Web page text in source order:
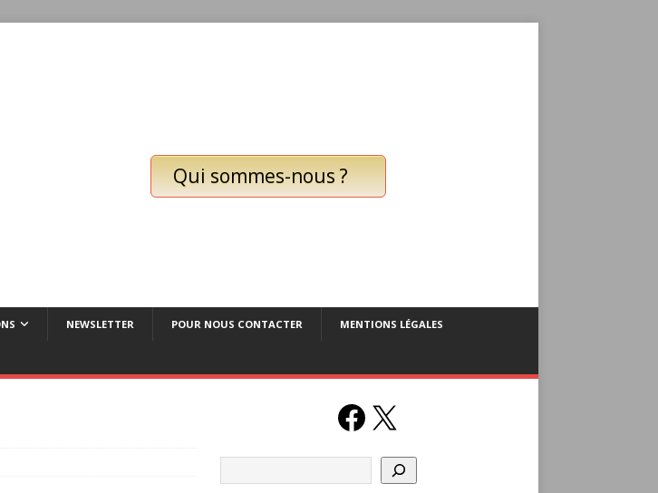
Qui sommes-nous ?
NEWSLETTER POUR NOUS CONTACTER MENTIONS LÉGALES